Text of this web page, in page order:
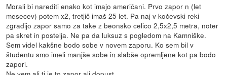
Morali bi narediti enako kot imajo američani. Prvo zapor n (let
mesecev) potem x2, tretjič imaš 25 let. Pa naj v kočevski reki
zgradijo zapor samo za take z beonsko celico 2,5x2,5 metra, noter
pa skret in postelja. Ne pa da luksuz s pogledom na Kamniške.
Sem videl kakšne bodo sobe v novem zaporu. Ko sem bil v
študentu smo imeli manjše sobe in slabše opremljene kot pa bodo
zapori.